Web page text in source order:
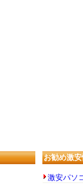
お勧め激
激安パソ